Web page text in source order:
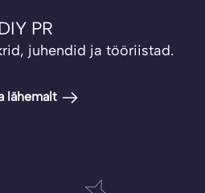
PR
juhendid ja tööriistad.
lähemalt